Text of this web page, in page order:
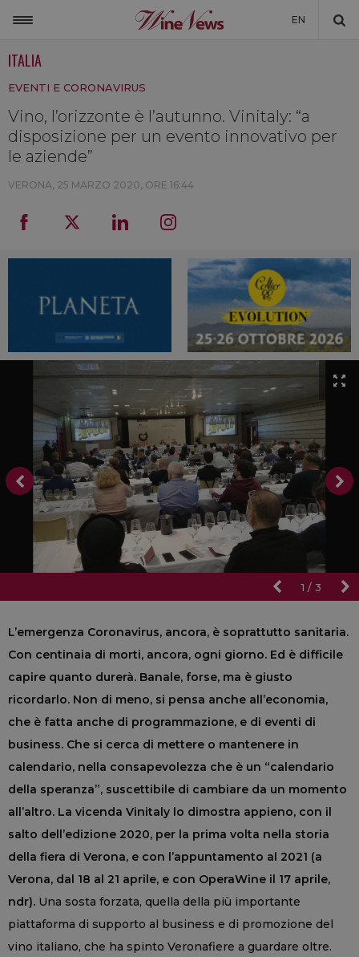
EN
NON SOLO VINO
LA CANTINA DI WINENEWS
DICONO DI NOI
ITALIA
EVENTI E CORONAVIRUS
Vino, l’orizzonte è l’autunno. Vinitaly: “a
disposizione per un evento innovativo per
le aziende”
VERONA, 25 MARZO 2020, ORE 16:44
1 / 3
L’emergenza Coronavirus, ancora, è soprattutto sanitaria.
Con centinaia di morti, ancora, ogni giorno. Ed è difficile
capire quanto durerà. Banale, forse, ma è giusto
ricordarlo. Non di meno, si pensa anche all’economia,
che è fatta anche di programmazione, e di eventi di
business. Che si cerca di mettere o mantenere in
calendario, nella consapevolezza che è un “calendario
della speranza”, suscettibile di cambiare da un momento
all’altro. La vicenda Vinitaly lo dimostra appieno, con il
salto dell’edizione 2020, per la prima volta nella storia
della fiera di Verona, e con l’appuntamento al 2021 (a
Verona, dal 18 al 21 aprile, e con OperaWine il 17 aprile,
ndr). Una sosta forzata, quella della più importante
piattaforma di supporto al business e di promozione del
vino italiano, che ha spinto Veronafiere a guardare oltre.